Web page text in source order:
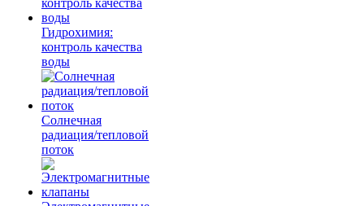
Гидрохимия:
контроль качества
воды
Солнечная
радиация/тепловой
поток